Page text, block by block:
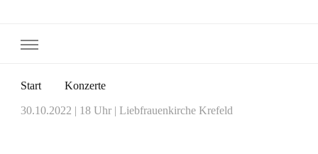
Start Konzerte
30.10.2022 | 18 Uhr | Liebfrauenkirche Krefeld